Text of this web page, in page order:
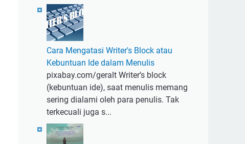
Cara Mengatasi Writer's Block atau
Kebuntuan Ide dalam Menulis
pixabay.com/geralt Writer’s block
(kebuntuan ide), saat menulis memang
sering dialami oleh para penulis. Tak
terkecuali juga s...